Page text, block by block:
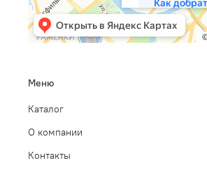
Меню
Каталог
О компании
Контакты